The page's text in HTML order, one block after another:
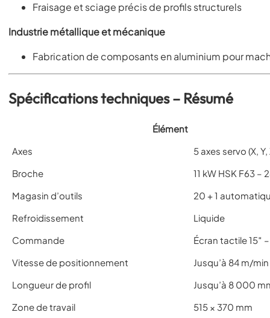
Fraisage et sciage précis de profils structurels
Industrie métallique et mécanique
Fabrication de composants en aluminium pour
Spécifications techniques – Résumé
Élément
Axes
5 axes servo (X, Y,
Broche
11 kW HSK F63
Magasin d’outils
20 + 1
Refroidissement
Liquide
Commande
Écran tactile 15″
Vitesse de positionnement
Jusqu’à 84 m/min
Longueur de profil
Jusqu’à 8 000
Zone de travail
515 × 370 mm